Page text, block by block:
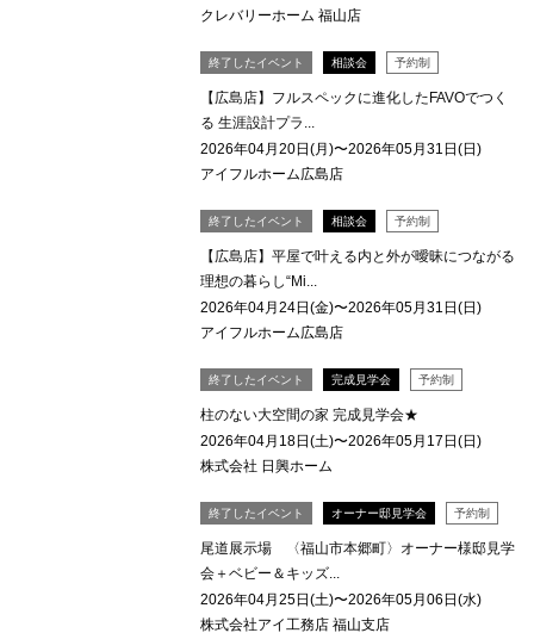
クレバリーホーム 福山店
終了したイベント 相談会 予約制
【広島店】フルスペックに進化したFAVOでつく
る 生涯設計プラ...
2026年04月20日(月)〜2026年05月31日(日)
アイフルホーム広島店
終了したイベント 相談会 予約制
【広島店】平屋で叶える内と外が曖昧につながる
理想の暮らし“Mi...
2026年04月24日(金)〜2026年05月31日(日)
アイフルホーム広島店
終了したイベント 完成見学会 予約制
柱のない大空間の家 完成見学会★
2026年04月18日(土)〜2026年05月17日(日)
株式会社 日興ホーム
終了したイベント オーナー邸見学会 予約制
尾道展示場 〈福山市本郷町〉オーナー様邸見学
会＋ベビー＆キッズ...
2026年04月25日(土)〜2026年05月06日(水)
株式会社アイ工務店 福山支店